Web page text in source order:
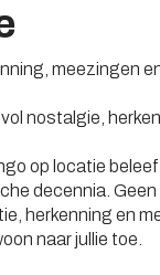
meezingen
nostalgie,
op locatie
decennia.
herkenning en
naar jullie toe.